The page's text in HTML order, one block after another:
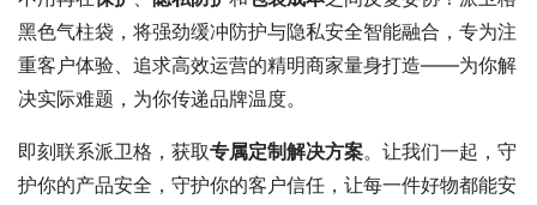
黑色气柱袋，将强劲缓冲防护与隐私安全智能融合，专为注
重客户体验、追求高效运营的精明商家量身打造——为你解
决实际难题，为你传递品牌温度。
即刻联系派卫格，获取专属定制解决方案。让我们一起，守
护你的产品安全，守护你的客户信任，让每一件好物都能安